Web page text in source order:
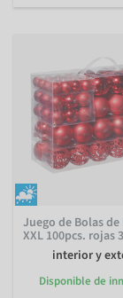
Juego de Bolas
XXL 100pcs. rojas
interior y
Disponible de